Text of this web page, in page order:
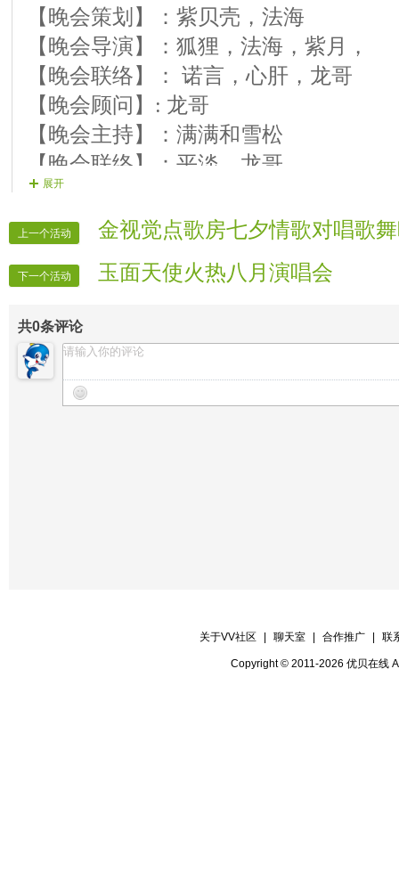
【晚会策划】：紫贝壳，法海
【晚会导演】：狐狸，法海，紫月，
【晚会联络】： 诺言，心肝，龙哥
【晚会顾问】: 龙哥
【晚会主持】：满满和雪松
【晚会联络】：平淡，龙哥
【晚会保安】：风，杰哥
【晚会片花】：【晚会片花】荷花 〖
花】梦林
【晚会递麦】：〖晚会递麦〗红酒 【
【晚会迎宾】：〖晚会迎宾〗红酒 【
展开
上一个活动 金视觉点歌房七夕情歌对唱歌
下一个活动 玉面天使火热八月演唱会
共0条评论
关于VV社区 聊天室 合作推广 联
Copyright © 2011-2026 优贝在线